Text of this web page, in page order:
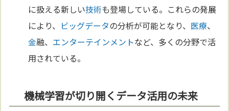
に扱える新しい技術も登場している。これらの発展
により、 ビッグデータの分析が可能となり、 医療、
金融、 エンターテインメントなど、多くの分野で活
用されている。
機械学習が切り開くデータ活用の未来